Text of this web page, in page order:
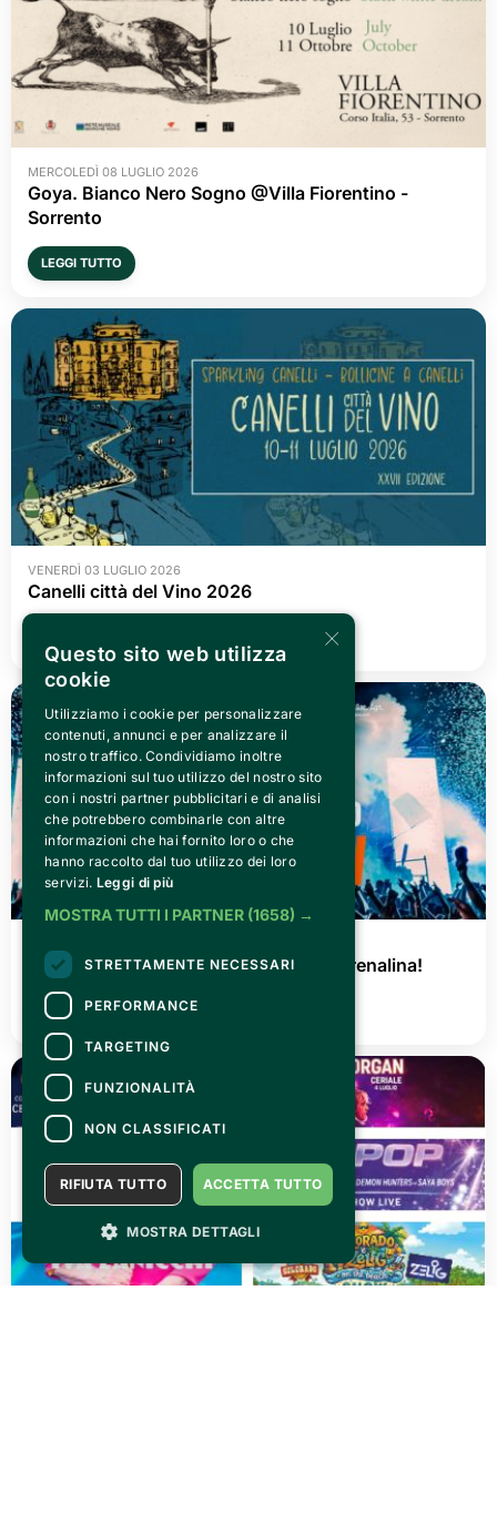
MERCOLEDÌ 08 LUGLIO 2026
Goya. Bianco Nero Sogno @Villa Fiorentino -
Sorrento
LEGGI TUTTO
VENERDÌ 03 LUGLIO 2026
Canelli città del Vino 2026
AGRISHOW 2026: tre giorni di pura adrenalina!
LEGGI TUTTO
×
Questo sito web utilizza
cookie
Utilizziamo i cookie per personalizzare
contenuti, annunci e per analizzare il
nostro traffico. Condividiamo inoltre
informazioni sul tuo utilizzo del nostro sito
con i nostri partner pubblicitari e di analisi
che potrebbero combinarle con altre
informazioni che hai fornito loro o che
hanno raccolto dal tuo utilizzo dei loro
servizi. Leggi di più
MOSTRA TUTTI I PARTNER (1658) →
STRETTAMENTE NECESSARI
PERFORMANCE
TARGETING
FUNZIONALITÀ
NON CLASSIFICATI
ACCETTA TUTTO
RIFIUTA TUTTO
MOSTRA DETTAGLI